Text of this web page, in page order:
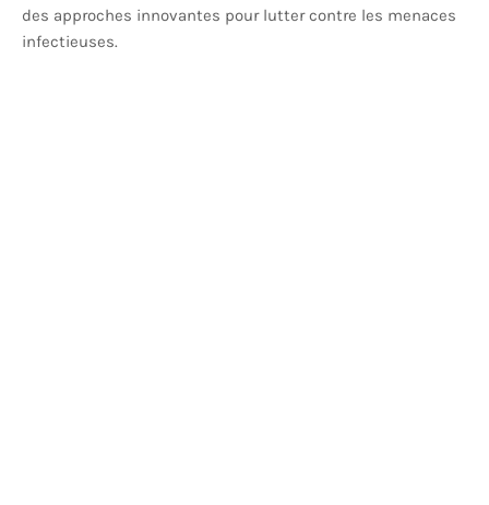
des approches innovantes pour lutter contre les menaces
infectieuses.